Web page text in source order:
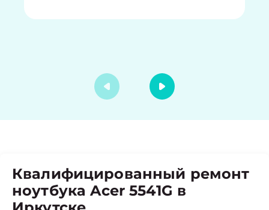
Квалифицированный ремонт
ноутбука Acer 5541G в